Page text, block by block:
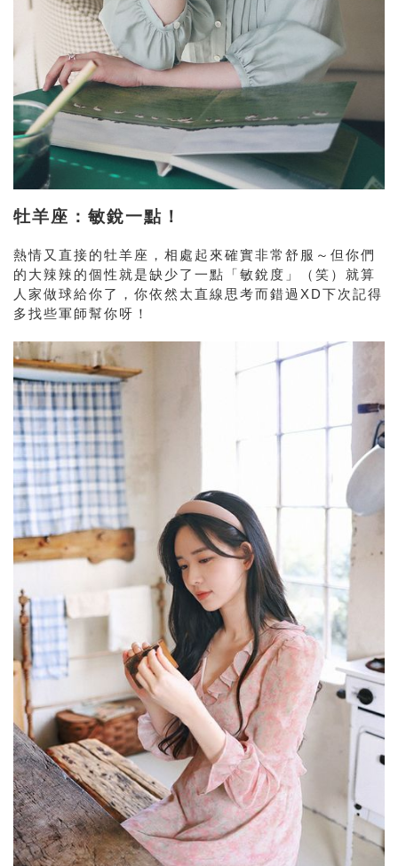
牡羊座：敏銳一點！
熱情又直接的牡羊座，相處起來確實非常舒服～但你們
的大辣辣的個性就是缺少了一點「敏銳度」（笑）就算
人家做球給你了，你依然太直線思考而錯過XD下次記得
多找些軍師幫你呀！